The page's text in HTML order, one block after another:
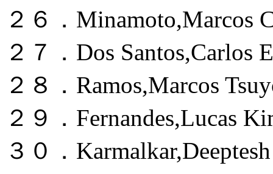
２６．Minamoto,Marcos
２７．Dos Santos,Carlos
２８．Ramos,Marcos
２９．Fernandes,Lucas
３０．Karmalkar,Deeptesh